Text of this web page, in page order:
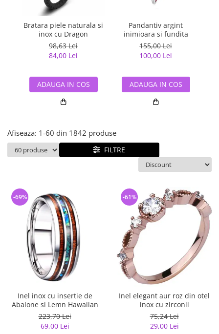
semipretioase
Bijuterii argint placat cu aur
Bijuterii argint cu diverse
Bijuterii de Lux
Bijuterii gotice si rock
Bijuterii Handmade
Bijuterii fantezie
Bijuterii tungsten
Solutii si lavete de curatare
bijuterii argint
Bratara piele naturala si
inox cu Dragon
98,63 Lei
84,00 Lei
ADAUGA IN COS
Pandantiv argint
inimioara si fundita
155,00 Lei
100,00 Lei
ADAUGA IN COS
Afiseaza: 1-60 din 1842 produse
FILTRE
Inel inox cu insertie de
Abalone si Lemn Hawaiian
223,70 Lei
69,00 Lei
-69%
Inel elegant aur roz din otel
inox cu zirconii
75,24 Lei
29,00 Lei
-61%